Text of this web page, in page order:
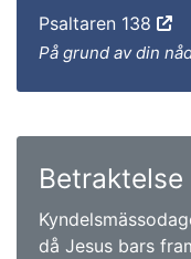
Psaltaren 138
På grund av din
Betraktelse
då Jesus bars